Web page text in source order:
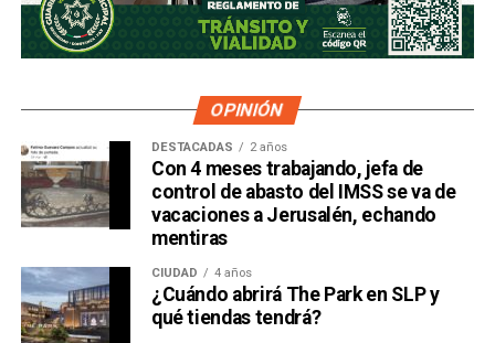
OPINIÓN
DESTACADAS 2 años
Con 4 meses trabajando, jefa de
control de abasto del IMSS se va de
vacaciones a Jerusalén, echando
mentiras
CIUDAD 4 años
¿Cuándo abrirá The Park en SLP y
qué tiendas tendrá?